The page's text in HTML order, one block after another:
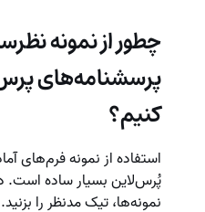
چطور از نمونه
پرسشنامه‌های
کنیم؟
استفاده از نمونه فرم‌های
پُرس‌لاین بسیار ساده
نمونه‌ها، تیک مدنظر را